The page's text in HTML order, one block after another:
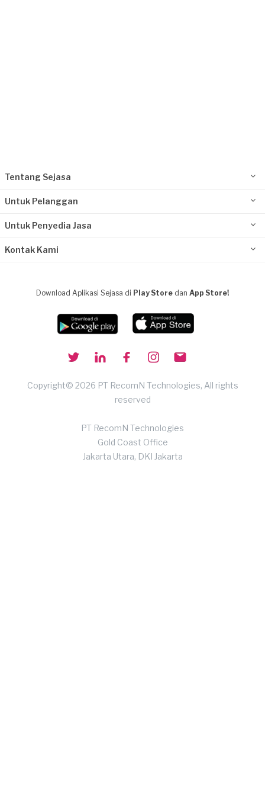
Tentang Sejasa
Untuk Pelanggan
Untuk Penyedia Jasa
Kontak Kami
Download Aplikasi Sejasa di Play Store dan App Store!
Copyright© 2026 PT RecomN Technologies, All rights
reserved
PT RecomN Technologies
Gold Coast Office
Jakarta Utara, DKI Jakarta